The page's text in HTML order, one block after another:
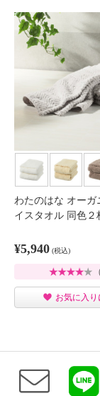
わたのはな オーガ
イスタオル 同色２
¥5,940 (税込)
お気に入り